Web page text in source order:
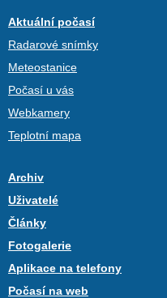
Aktuální počasí
Radarové snímky
Meteostanice
Počasí u vás
Webkamery
Teplotní mapa
Archiv
Uživatelé
Články
Fotogalerie
Aplikace na telefony
Počasí na web